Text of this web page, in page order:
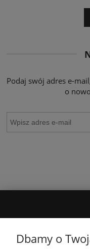
Podaj swój adres e-
o
Dbamy o